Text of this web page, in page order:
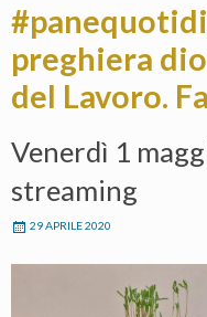
preghiera
del Lavoro.
Venerdì 1
streaming
29 APRILE 2020